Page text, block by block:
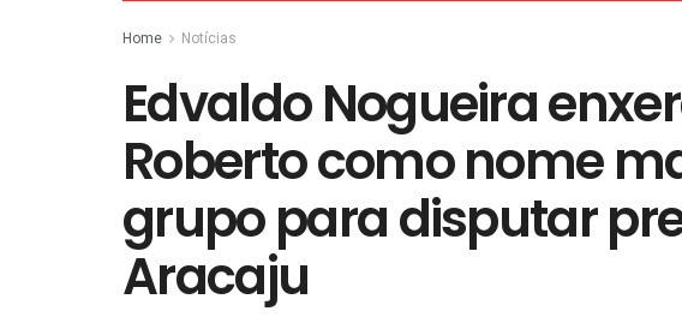
Home Notícias
Edvaldo Nogueira
Roberto como nome
grupo para disputar
Aracaju